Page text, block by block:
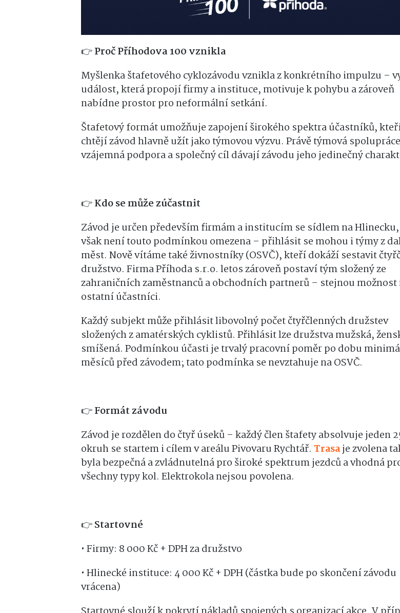
👉Proč Příhodova 100 vznikla
Myšlenka štafetového cyklozávodu vznikla z konkrétního impulzu –
událost, která propojí firmy a instituce, motivuje k pohybu a zároveň
nabídne prostor pro neformální setkání.
Štafetový formát umožňuje zapojení širokého spektra účastníků,
chtějí závod hlavně užít jako týmovou výzvu. Právě týmová
vzájemná podpora a společný cíl dávají závodu jeho jedinečný
👉Kdo se může zúčastnit
Závod je určen především firmám a institucím se sídlem na
však není touto podmínkou omezena – přihlásit se mohou i týmy z
měst. Nově vítáme také živnostníky (OSVČ), kteří dokáží sestavit
družstvo. Firma Příhoda s.r.o. letos zároveň postaví tým složený ze
zahraničních zaměstnanců a obchodních partnerů – stejnou
ostatní účastníci.
Každý subjekt může přihlásit libovolný počet čtyřčlenných družstev
složených z amatérských cyklistů. Přihlásit lze družstva mužská,
smíšená. Podmínkou účasti je trvalý pracovní poměr po dobu
měsíců před závodem; tato podmínka se nevztahuje na OSVČ.
👉Formát závodu
Závod je rozdělen do čtyř úseků – každý člen štafety absolvuje jeden
okruh se startem i cílem v areálu Pivovaru Rychtář. Trasaje zvolena
byla bezpečná a zvládnutelná pro široké spektrum jezdců a vhodná
všechny typy kol. Elektrokola nejsou povolena.
👉Startovné
• Firmy: 8 000 Kč + DPH za družstvo
• Hlinecké instituce: 4 000 Kč + DPH (částka bude po skončení závodu
vrácena)